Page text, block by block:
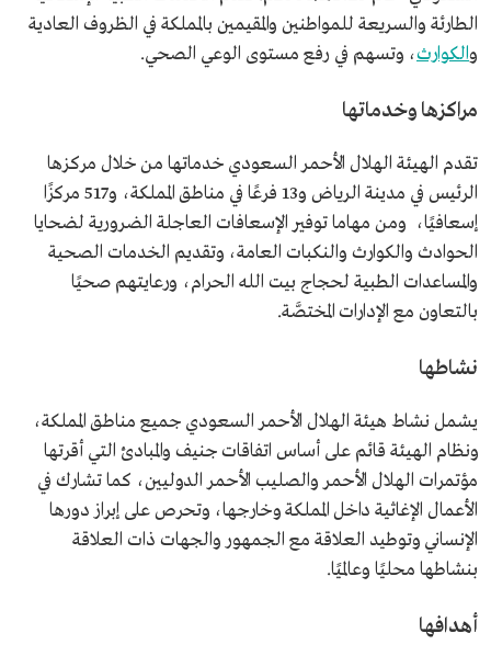
الطارئة والسريعة للمواطنين والمقيمين بالمملكة في الظروف العادية
والكوارث، وتسهم في رفع مستوى الوعي الصحي.
مراكزها وخدماتها
تقدم الهيئة الهلال الأحمر السعودي خدماتها من خلال مركزها
الرئيس في مدينة الرياض و13 فرعًا في مناطق المملكة، و517 مركزًا
إسعافيًا، ومن مهاما توفير الإسعافات العاجلة الضرورية لضحايا
الحوادث والكوارث والنكبات العامة، وتقديم الخدمات الصحية
والمساعدات الطبية لحجاج بيت الله الحرام، ورعايتهم صحيًا
بالتعاون مع الإدارات المختصَّة.
نشاطها
يشمل نشاط هيئة الهلال الأحمر السعودي جميع مناطق المملكة،
ونظام الهيئة قائم على أساس اتفاقات جنيف والمبادئ التي أقرتها
مؤتمرات الهلال الأحمر والصليب الأحمر الدوليين، كما تشارك في
الأعمال الإغاثية داخل المملكة وخارجها، وتحرص على إبراز دورها
الإنساني وتوطيد العلاقة مع الجمهور والجهات ذات العلاقة
بنشاطها محليًا وعالميًا.
أهدافها